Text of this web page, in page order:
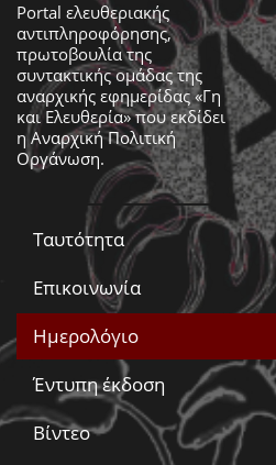
Portal ελευθεριακής
αντιπληροφόρησης,
πρωτοβουλία της
συντακτικής ομάδας της
αναρχικής εφημερίδας «Γη
και Ελευθερία» που εκδίδει
ηΑναρχική Πολιτική
Οργάνωση.
Ταυτότητα
Επικοινωνία
Ημερολόγιο
Έντυπη έκδοση
Βίντεο